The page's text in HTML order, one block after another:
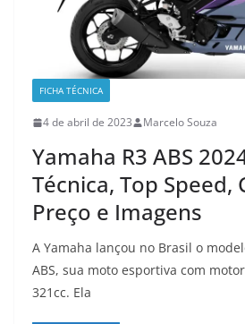
FICHA TÉCNICA
4 de abril de 2023 Marcelo Souza
Yamaha R3 ABS
Técnica, Top Speed,
Preço e Imagens
A Yamaha lançou no Brasil o
ABS, sua moto esportiva com
321cc. Ela